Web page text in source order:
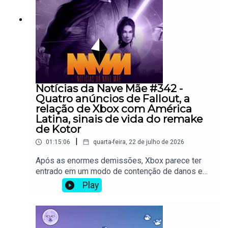
soluções.Participantes:Jessica PinheiroHeitor
De PaolaAssuntos abordados:07:00 -
Denshattack!38:00 - Desktop Explorer59:00 -
Psyvariar 31:14:00 - Dosa Divas1:22:00 - Hollow
Knight: SilksongVai comprar jogos na Nuuvem?
Use o link de afiliado do Overloadr!Use nosso
link de filiado ao fazer compras na Amazon
Notícias da Nave Mãe #342 -
Quatro anúncios de Fallout, a
relação de Xbox com América
Latina, sinais de vida do remake
de Kotor
01:15:06 quarta-feira, 22 de julho de 2026
Após as enormes demissões, Xbox parece ter
entrado em um modo de contenção de danos e
de mudar o foco mais para o seu futuro,
anunciando quatro jogos de Fallout no espaço de
uma semana. Por outras bandas, tivemos
informações vindas do PH Brazil que a equipe de
Xbox responsável pelo relacionamento com a
Play